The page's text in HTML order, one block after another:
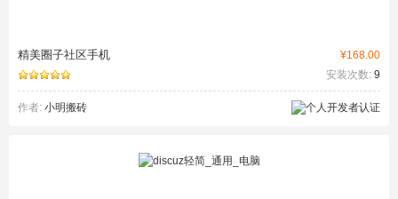
¥168.00
精美圈子社区手机
安装次数: 9
作者: 小明搬砖